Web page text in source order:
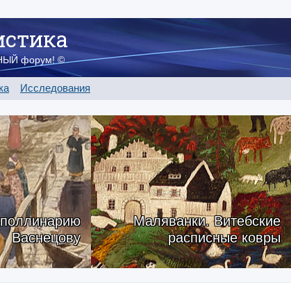
форум! ©
Исследования
Васнецову
Маляванки. Витебские
расписные ковры